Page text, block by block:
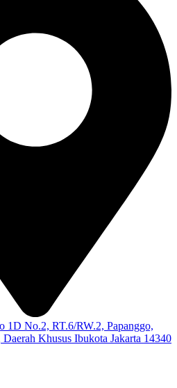
1D No.2, RT.6/RW.2, Papanggo,
Khusus Ibukota Jakarta 14340